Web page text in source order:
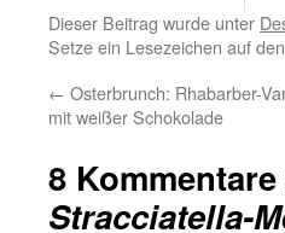
Dieser Beitrag wurde unter
Setze ein Lesezeichen auf den
← Osterbrunch: Rhabarber-
mit weißer Schokolade
8 Kommentare
Stracciatella-